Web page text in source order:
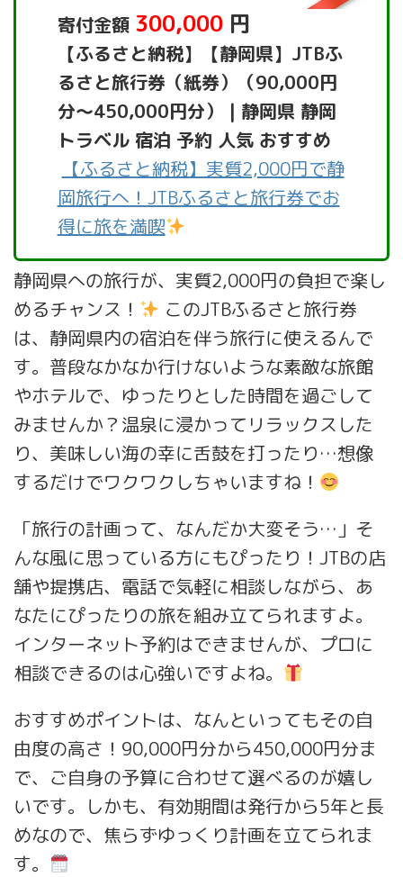
寄付金額 300,000円
【ふるさと納税】【静岡県】JTBふ
るさと旅行券（紙券）（90,000円
分～450,000円分） | 静岡県 静岡
トラベル 宿泊 予約 人気 おすすめ
【ふるさと納税】実質2,000円で静
岡旅行へ！JTBふるさと旅行券でお
得に旅を満喫
静岡県への旅行が、実質2,000円の負担で楽し
めるチャンス！
このJTBふるさと旅行券
は、静岡県内の宿泊を伴う旅行に使えるんで
す。普段なかなか行けないような素敵な旅館
やホテルで、ゆったりとした時間を過ごして
みませんか？温泉に浸かってリラックスした
り、美味しい海の幸に舌鼓を打ったり…想像
するだけでワクワクしちゃいますね！
「旅行の計画って、なんだか大変そう…」そ
んな風に思っている方にもぴったり！JTBの店
舗や提携店、電話で気軽に相談しながら、あ
なたにぴったりの旅を組み立てられますよ。
インターネット予約はできませんが、プロに
相談できるのは心強いですよね。
おすすめポイントは、なんといってもその自
由度の高さ！90,000円分から450,000円分ま
で、ご自身の予算に合わせて選べるのが嬉し
いです。しかも、有効期間は発行から5年と長
めなので、焦らずゆっくり計画を立てられま
す。